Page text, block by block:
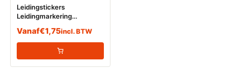
Leidingstickers
Leidingmarkering
Vanaf€1,75incl. BTW